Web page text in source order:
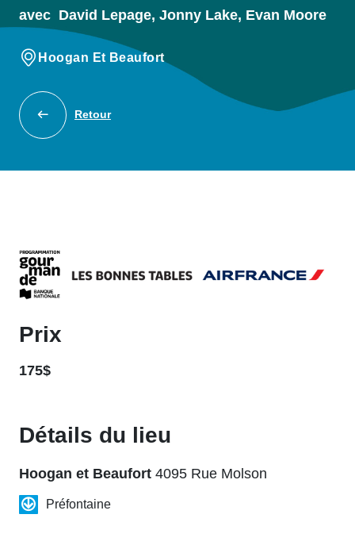
avec David Lepage, Jonny Lake, Evan Moore
Hoogan Et Beaufort
Retour
Prix
175$
Détails du lieu
Hoogan et Beaufort 4095 Rue Molson
Préfontaine